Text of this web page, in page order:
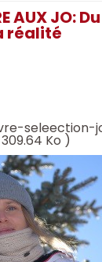
AUX JO:
réalité
seleection-
Ko )